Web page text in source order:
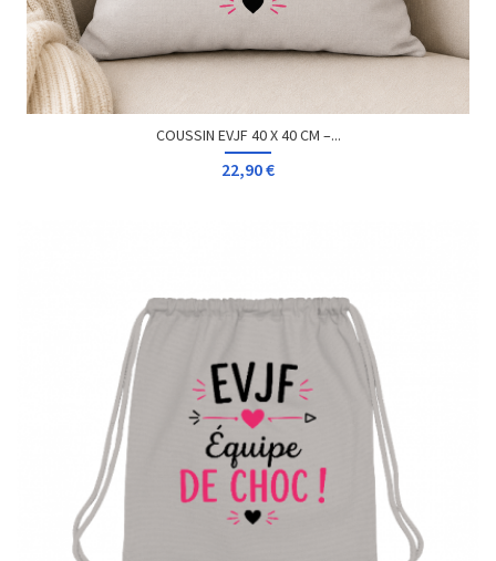
COUSSIN EVJF 40 X 40 CM –...
22,90 €